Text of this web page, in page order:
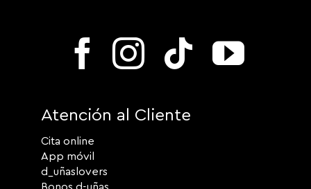
Atención al Cliente
Cita online
App móvil
d_uñaslovers